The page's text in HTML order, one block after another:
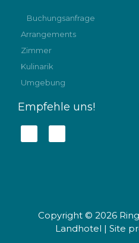
Buchungsanfrage
Arrangements
Zimmer
Kulinarik
Umgebung
Empfehle uns!
F
c
T
i
Copyright © 2026
Landhotel | Site